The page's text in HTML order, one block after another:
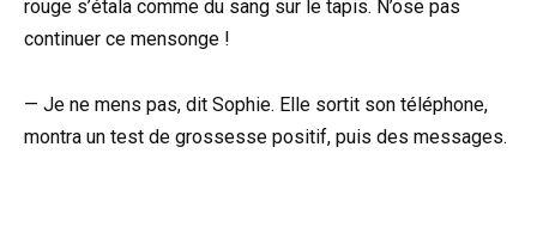
rouge s’étala comme du sang sur le tapis. N’ose pas
continuer ce mensonge !
— Je ne mens pas, dit Sophie. Elle sortit son téléphone,
montra un test de grossesse positif, puis des messages.